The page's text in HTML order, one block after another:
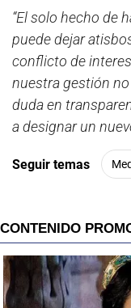
“El solo hecho de
puede dejar
conflicto de
nuestra gestión
duda en
a designar un
Seguir temas